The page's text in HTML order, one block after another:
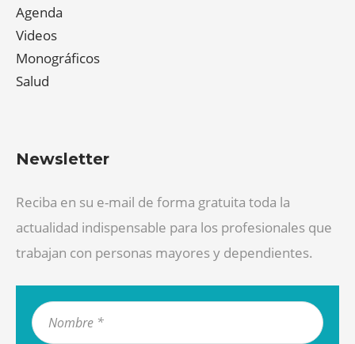
Agenda
Videos
Monográficos
Salud
Newsletter
Reciba en su e-mail de forma gratuita toda la
actualidad indispensable para los profesionales que
trabajan con personas mayores y dependientes.